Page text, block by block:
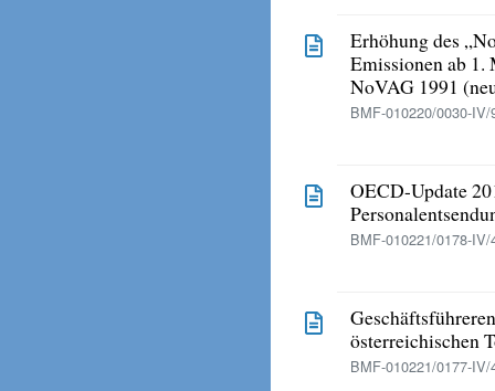
Erhöhung des
Emissionen ab
NoVAG 1991
BMF-010220/0030-
OECD-Update
BMF-010221/0178-
österreichischen
BMF-010221/0177-